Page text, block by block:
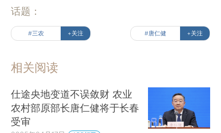
话题：
#三农 +关注 #唐仁健 +关注
相关阅读
仕途央地变道不误敛财 农业
农村部原部长唐仁健将于长春
受审